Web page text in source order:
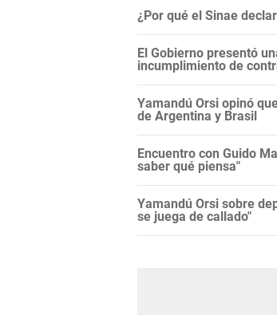
¿Por qué el Sinae
El Gobierno presentó
incumplimiento de
Yamandú Orsi opinó
de Argentina y Brasil
Encuentro con Guido
saber qué piensa"
Yamandú Orsi sobre
se juega de callado"